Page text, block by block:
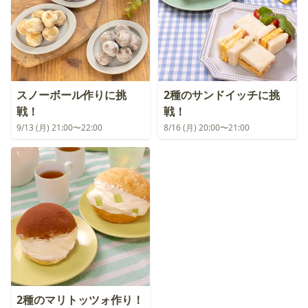
スノーボール作りに挑
戦！
9/13 (月) 21:00〜22:00
2種のサンドイッチに挑
戦！
8/16 (月) 20:00〜21:00
2種のマリトッツォ作り！